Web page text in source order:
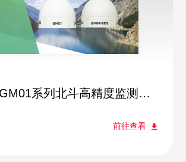
系列北斗高精度监测方
前往查看